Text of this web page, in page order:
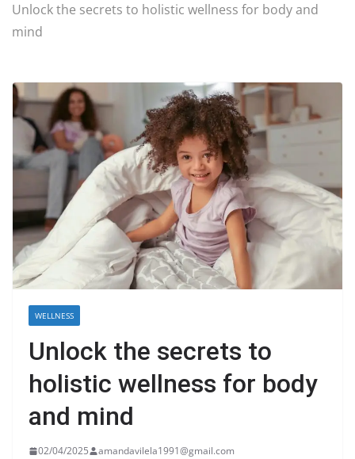
Unlock the secrets to holistic wellness for body and
mind
WELLNESS
Unlock the secrets to
holistic wellness for body
and mind
02/04/2025 amandavilela1991@gmail.com